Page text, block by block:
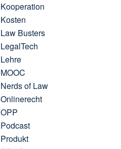
Kooperation
Kosten
Law Busters
LegalTech
Lehre
MOOC
Nerds of Law
Onlinerecht
OPP
Podcast
Produkt